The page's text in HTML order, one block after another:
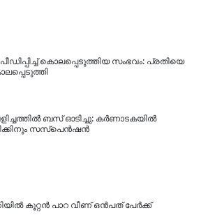
കൊലപ്പെടുത്തിയ സംഭവം: പ്രതിയെ
ബസ് ഓടിച്ചു: കർണാടകയിൽ
സസ്പെൻഷൻ
കൂറ്റൻ പാറ വീണ് ഒൻപത് പേർക്ക്